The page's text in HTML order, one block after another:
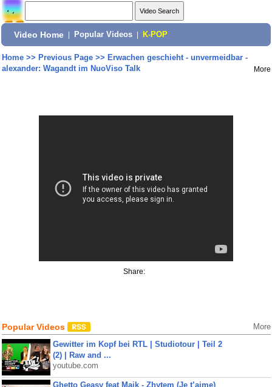
Video Home Popular Videos K-POP
Home>> Previous Page>> Erwachen geschieht - unvermeidbar -
alexander: Wagandt im NuoViso Talk
More
Share:
Popular Videos More
Gewitter im Kopf bei RTL | Studiotour | Teil 2
(2) | Raw and ...
youtube.com
Ghetto Geasy feat Majk - Zhytem (Je t’aime)